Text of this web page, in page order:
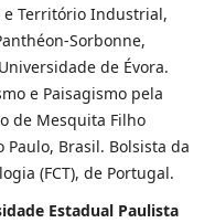
e Território Industrial,
Sorbonne,
de Évora.
e Paisagismo pela
de Mesquita Filho
Paulo, Brasil. Bolsista da
(FCT), de Portugal.
Estadual Paulista